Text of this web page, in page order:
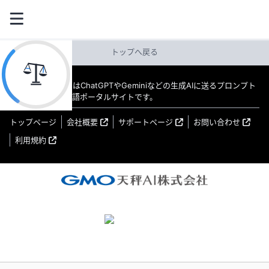
トップへ戻る
教えてAI byGMO はChatGPTやGeminiなどの生成AIに送るプロンプト
（指示文）の日本語ポータルサイトです。
トップページ 会社概要 サポートページ
お問い合わせ
利用規約